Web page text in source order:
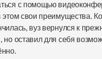
с помощью
свои преимущества.
вуз вернулся к
оставил для себя